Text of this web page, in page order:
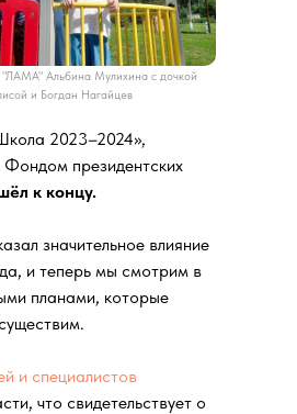
2023–2024»,
президентских
к концу.
значительное влияние
и теперь мы смотрим в
планами, которые
и специалистов
что свидетельствует о
"ЛАМА" Альбина Мулихина с дочкой
и Богдан Нагайцев